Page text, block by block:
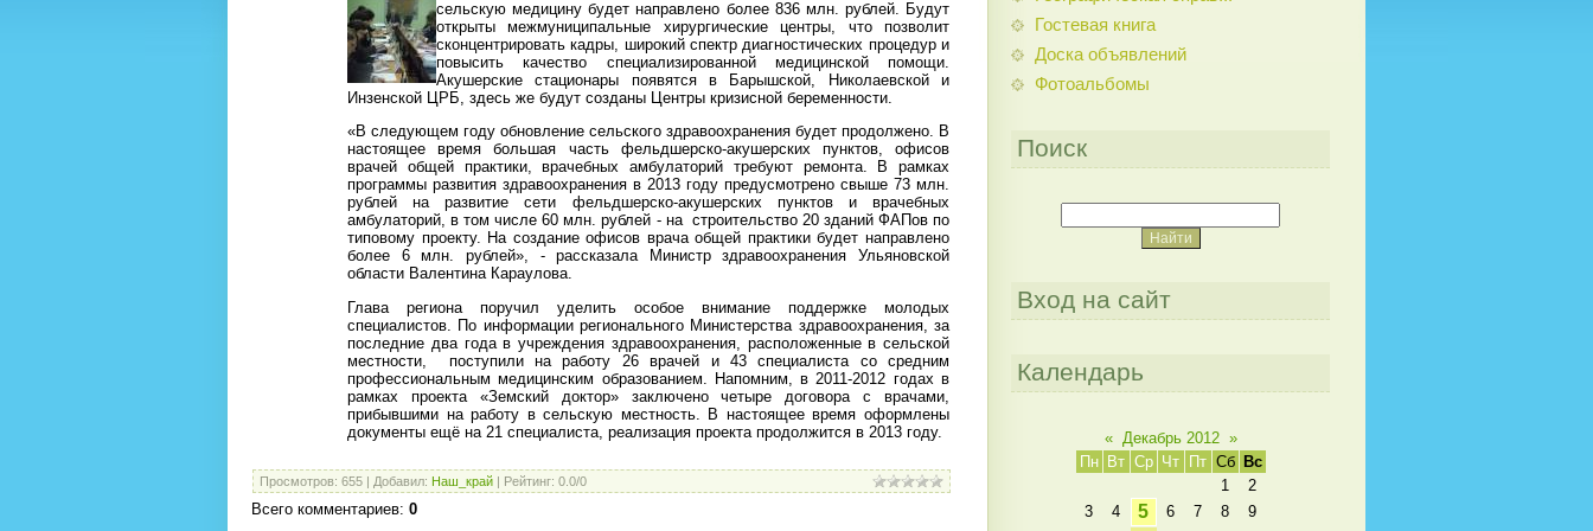
сельскую медицину будет направлено более 836 млн. рублей. Будут
открыты межмуниципальные хирургические центры, что позволит
сконцентрировать кадры, широкий спектр диагностических процедур и
повысить качество специализированной медицинской помощи.
Акушерские стационары появятся в Барышской, Николаевской и
Инзенской ЦРБ, здесь же будут созданы Центры кризисной беременности.
«В следующем году обновление сельского здравоохранения будет продолжено. В
настоящее время большая часть фельдшерско-акушерских пунктов, офисов
врачей общей практики, врачебных амбулаторий требуют ремонта. В рамках
программы развития здравоохранения в 2013 году предусмотрено свыше 73 млн.
рублей на развитие сети фельдшерско-акушерских пунктов и врачебных
амбулаторий, в том числе 60 млн. рублей - на строительство 20 зданий ФАПов по
типовому проекту. На создание офисов врача общей практики будет направлено
более 6 млн. рублей», - рассказала Министр здравоохранения Ульяновской
области Валентина Караулова.
Глава региона поручил уделить особое внимание поддержке молодых
специалистов. По информации регионального Министерства здравоохранения, за
последние два года в учреждения здравоохранения, расположенные в сельской
местности,
поступили на работу 26 врачей и 43 специалиста со средним
профессиональным медицинским образованием. Напомним, в 2011-2012 годах в
рамках проекта «Земский доктор» заключено четыре договора с врачами,
прибывшими на работу в сельскую местность. В настоящее время оформлены
документы ещё на 21 специалиста, реализация проекта продолжится в 2013 году.
Просмотров: 655 Добавил: Наш_край Рейтинг: 0.0/0
Всего комментариев: 0
Гостевая книга
Доска объявлений
Фотоальбомы
Поиск
Вход на сайт
Календарь
« Декабрь 2012 »
Пн
Вт Ср Чт Пт Сб
Вс
1
2
3
4 5 6 7 8
9